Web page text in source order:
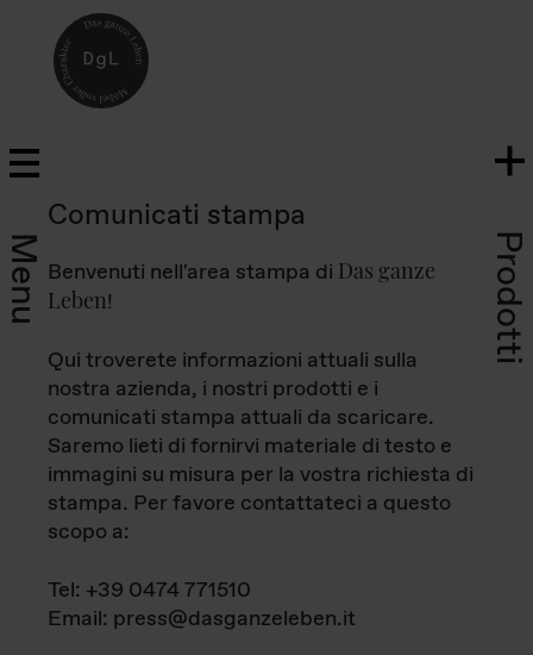
Menu Prodotti
Comunicati stampa
Benvenuti nell'area stampa di Das ganze
Leben!
Qui troverete informazioni attuali sulla
nostra azienda, i nostri prodotti e i
comunicati stampa attuali da scaricare.
Saremo lieti di fornirvi materiale di testo e
immagini su misura per la vostra richiesta di
stampa. Per favore contattateci a questo
scopo a:
Tel: +39 0474 771510
Email: press@dasganzeleben.it